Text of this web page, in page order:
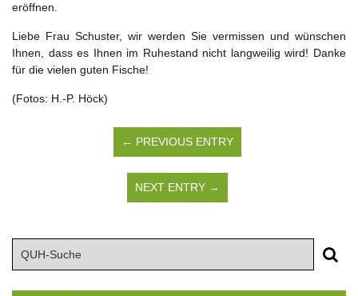
eröffnen.
Liebe Frau Schuster, wir werden Sie vermissen und wünschen
Ihnen, dass es Ihnen im Ruhestand nicht langweilig wird! Danke
für die vielen guten Fische!
(Fotos: H.-P. Höck)
← PREVIOUS ENTRY
NEXT ENTRY →